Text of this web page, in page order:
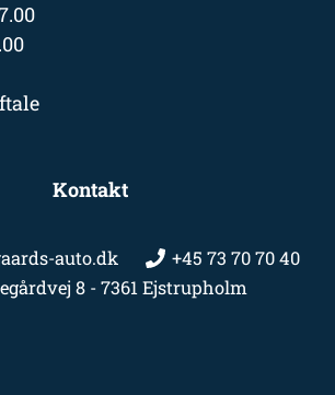
Kontakt
auto.dk
+45 73 70 70 40
8 - 7361 Ejstrupholm